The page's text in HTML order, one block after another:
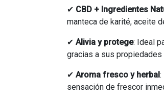
✔ CBD + Ingredientes
manteca de karité, aceite
✔ Alivia y protege: Ideal
gracias a sus
✔ Aroma fresco y herbal:
sensación de frescor